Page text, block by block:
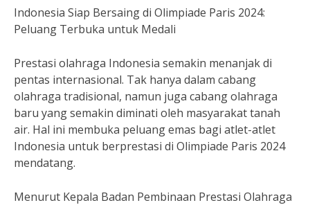
Indonesia Siap Bersaing di Olimpiade Paris 2024:
Peluang Terbuka untuk Medali
Prestasi olahraga Indonesia semakin menanjak di
pentas internasional. Tak hanya dalam cabang
olahraga tradisional, namun juga cabang olahraga
baru yang semakin diminati oleh masyarakat tanah
air. Hal ini membuka peluang emas bagi atlet-atlet
Indonesia untuk berprestasi di Olimpiade Paris 2024
mendatang.
Menurut Kepala Badan Pembinaan Prestasi Olahraga